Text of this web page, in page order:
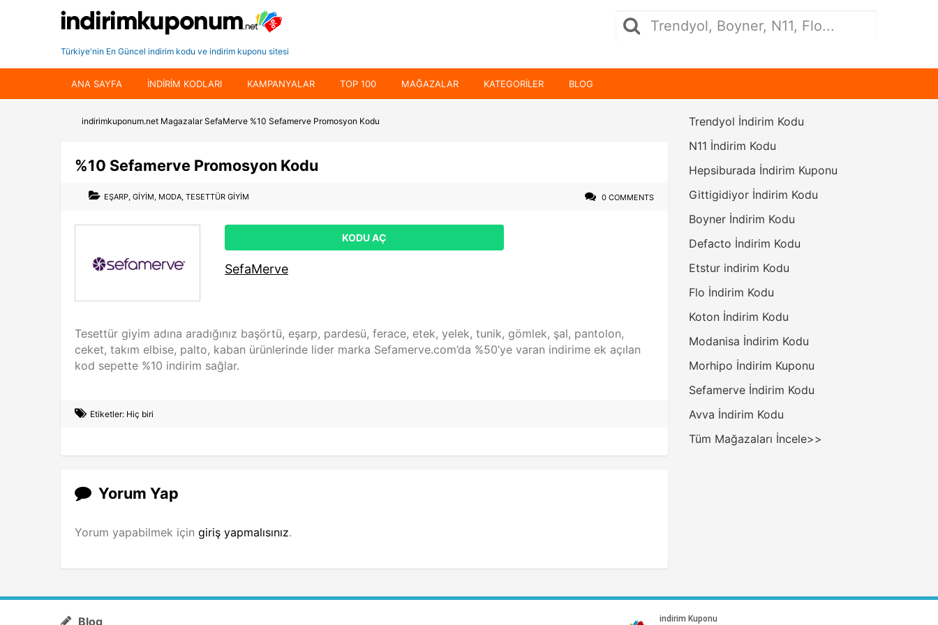
Türkiye'nin En Güncel indirim kodu ve indirim kuponu sitesi
ANA SAYFA INDIRIM KODLARI KAMPANYALAR TOP 100 MAĞAZALAR KATEGORILER BLOG
indirimkuponum.net Magazalar SefaMerve %10 Sefamerve Promosyon Kodu
%10 Sefamerve Promosyon Kodu
EŞARP GIYIM MODA TESETTÜR GIYIM 0 COMMENTS
KODU AÇ
SefaMerve
Tesettür giyim adına aradığınız başörtü, eşarp, pardesü, ferace, etek, yelek, tunik, gömlek, şal, pantolon,
ceket, takım elbise, palto, kaban ürünlerinde lider marka Sefamerve.com’da %50’ye varan indirime ek açılan
kod sepette %10 indirim sağlar.
Etiketler: Hiç biri
Yorum Yap
Yorum yapabilmek için giriş yapmalısınız.
Trendyol İndirim Kodu
N11 İndirim Kodu
Hepsiburada İndirim Kuponu
Gittigidiyor İndirim Kodu
Boyner İndirim Kodu
Defacto İndirim Kodu
Etstur indirim Kodu
Flo İndirim Kodu
Koton İndirim Kodu
Modanisa İndirim Kodu
Morhipo İndirim Kuponu
Sefamerve İndirim Kodu
Avva İndirim Kodu
Tüm Mağazaları İncele>>
Blog